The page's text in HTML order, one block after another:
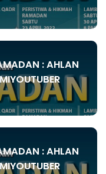
: AHLAN
: AHLAN